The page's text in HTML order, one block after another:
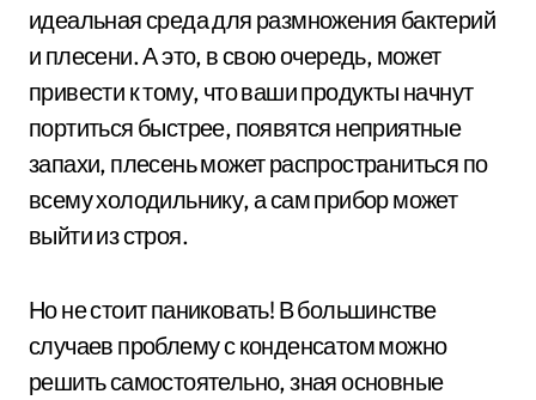
идеальная среда для размножения бактерий
и плесени. А это, в свою очередь, может
привести к тому, что ваши продукты начнут
портиться быстрее, появятся неприятные
запахи, плесень может распространиться по
всему холодильнику, а сам прибор может
выйти из строя.
Но не стоит паниковать! В большинстве
случаев проблему с конденсатом можно
решить самостоятельно, зная основные